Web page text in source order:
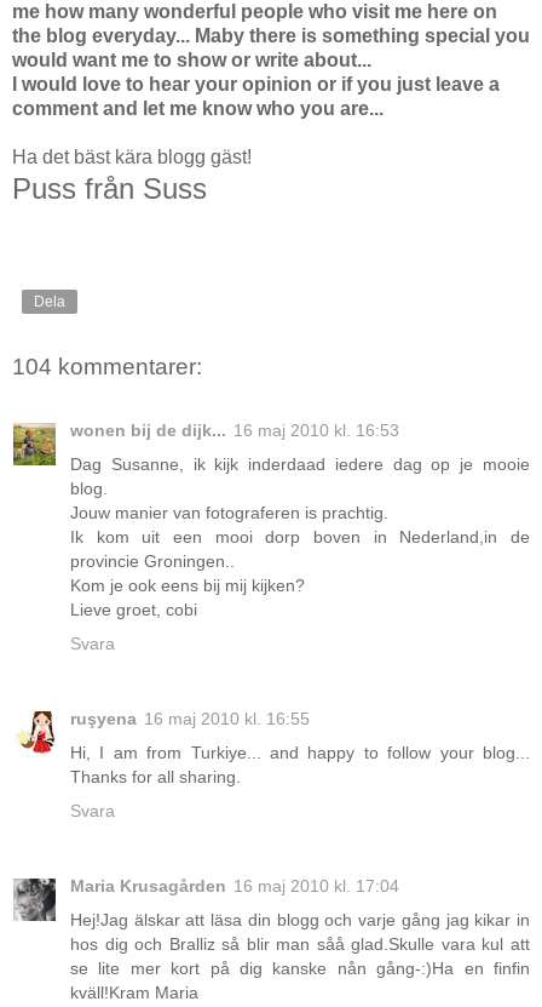
me how many wonderful people who visit me here on
the blog everyday... Maby there is something special you
would want me to show or write about...
I would love to hear your opinion or if you just leave a
comment and let me know who you are...
Ha det bäst kära blogg gäst!
Puss från Suss
Dela
104 kommentarer:
wonen bij de dijk... 16 maj 2010 kl. 16:53
Dag Susanne, ik kijk inderdaad iedere dag op je mooie
blog.
Jouw manier van fotograferen is prachtig.
Ik kom uit een mooi dorp boven in Nederland,in de
provincie Groningen..
Kom je ook eens bij mij kijken?
Lieve groet, cobi
Svara
ruşyena 16 maj 2010 kl. 16:55
Hi, I am from Turkiye... and happy to follow your blog...
Thanks for all sharing.
Svara
Maria Krusagården 16 maj 2010 kl. 17:04
Hej!Jag älskar att läsa din blogg och varje gång jag kikar in
hos dig och Bralliz så blir man såå glad.Skulle vara kul att
se lite mer kort på dig kanske nån gång-:)Ha en finfin
kväll!Kram Maria